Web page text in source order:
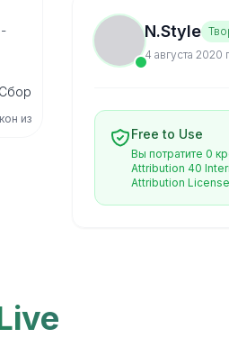
Сбор
из
N.Style
4 августа 2020
Free to Use
Вы потратите 0
Attribution 40
Attribution